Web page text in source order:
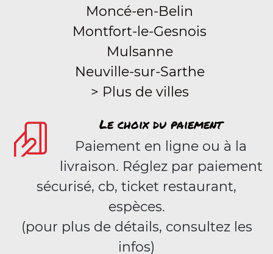
Moncé-en-Belin
Montfort-le-Gesnois
Mulsanne
Neuville-sur-Sarthe
> Plus de villes
Le choix du paiement
Paiement en ligne ou à la
livraison. Réglez par paiement
sécurisé, cb, ticket restaurant,
espèces.
(pour plus de détails, consultez les
infos)